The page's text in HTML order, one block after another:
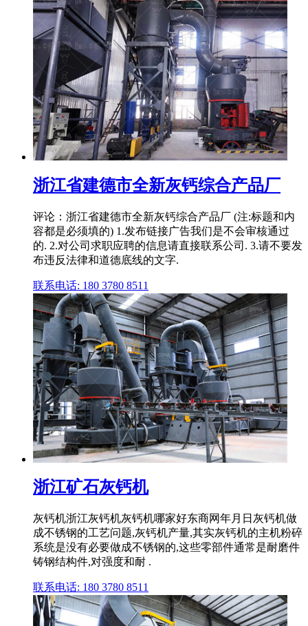
浙江省建德市全新灰钙综合产品厂
评论：浙江省建德市全新灰钙综合产品厂 (注:标题和内
容都是必须填的) 1.发布链接广告我们是不会审核通过
的. 2.对公司求职应聘的信息请直接联系公司. 3.请不要发
布违反法律和道德底线的文字.
联系电话: 180 3780 8511
浙江矿石灰钙机
灰钙机浙江灰钙机灰钙机哪家好东商网年月日灰钙机做
成不锈钢的工艺问题,灰钙机产量,其实灰钙机的主机粉碎
系统是没有必要做成不锈钢的,这些零部件通常是耐磨件
铸钢结构件,对强度和耐 .
联系电话: 180 3780 8511